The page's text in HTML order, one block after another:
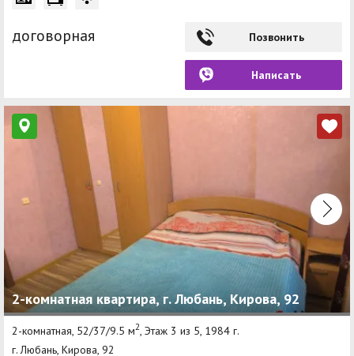
договорная Позвонить
Написать
2-комнатная квартира, г. Любань, Кирова, 92
2-комнатная, 52/37/9.5 м2, Этаж 3 из 5, 1984 г.
г. Любань, Кирова, 92